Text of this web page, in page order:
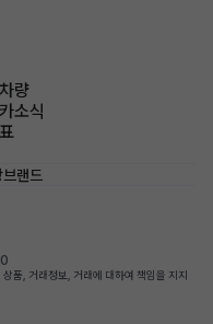
량
소식
브랜드
품, 거래정보, 거래에 대하여 책임을 지지